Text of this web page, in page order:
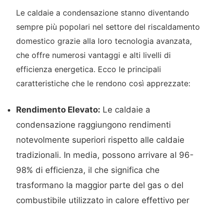
Le caldaie a condensazione stanno diventando
sempre più popolari nel settore del riscaldamento
domestico grazie alla loro tecnologia avanzata,
che offre numerosi vantaggi e alti livelli di
efficienza energetica. Ecco le principali
caratteristiche che le rendono così apprezzate:
Rendimento Elevato: Le caldaie a
condensazione raggiungono rendimenti
notevolmente superiori rispetto alle caldaie
tradizionali. In media, possono arrivare al 96-
98% di efficienza, il che significa che
trasformano la maggior parte del gas o del
combustibile utilizzato in calore effettivo per